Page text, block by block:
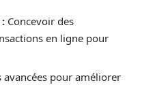
Concevoir des
en ligne pour
avancées pour améliorer